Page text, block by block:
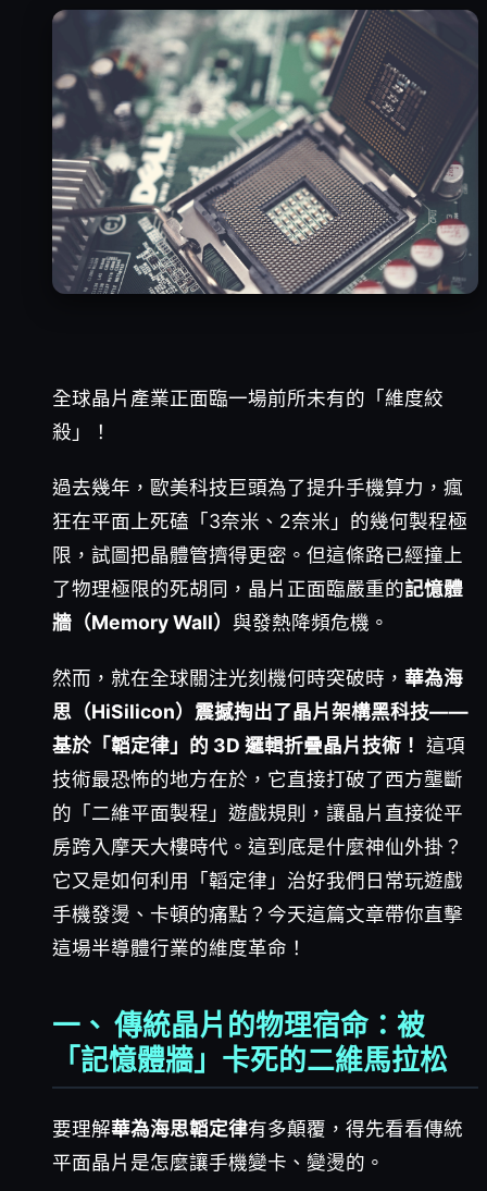
全球晶片產業正面臨一場前所未有的「維度絞
殺」！
過去幾年，歐美科技巨頭為了提升手機算力，瘋
狂在平面上死磕「3奈米、2奈米」的幾何製程極
限，試圖把晶體管擠得更密。但這條路已經撞上
了物理極限的死胡同，晶片正面臨嚴重的記憶體
牆（Memory Wall） 與發熱降頻危機。
然而，就在全球關注光刻機何時突破時， 華為海
思（HiSilicon）震撼掏出了晶片架構黑科技——
基於「韜定律」的 3D 邏輯折疊晶片技術！ 這項
技術最恐怖的地方在於，它直接打破了西方壟斷
的「二維平面製程」遊戲規則，讓晶片直接從平
房跨入摩天大樓時代。這到底是什麼神仙外掛？
它又是如何利用「韜定律」治好我們日常玩遊戲
手機發燙、卡頓的痛點？今天這篇文章帶你直擊
這場半導體行業的維度革命！
一、 傳統晶片的物理宿命：被
「記憶體牆」卡死的二維馬拉松
要理解華為海思韜定律有多顛覆，得先看看傳統
平面晶片是怎麼讓手機變卡、變燙的。